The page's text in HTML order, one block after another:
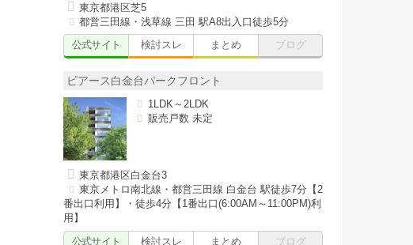
東京都港区芝5
都営三田線・浅草線 三田 駅A8出入口徒歩5分
公式サイト
検討スレ まとめ ブログ
ピアース白金台パークフロント
1LDK～2LDK
販売戸数 未定
東京都港区白金台3
東京メトロ南北線・都営三田線 白金台 駅徒歩7分【2
番出口利用】・徒歩4分【1番出口(6:00AM～11:00PM)利
用】
公式サイト
検討スレ まとめ ブログ